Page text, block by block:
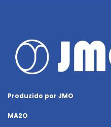
Produzido por JMO
MA2O